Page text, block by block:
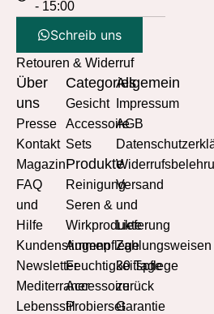
- 15:00
Schreib uns
Retouren & Widerruf
Über
uns
Presse
Kontakt
Magazin
FAQ
und
Hilfe
Kundenstimmen
Newsletter
Mediterraner
Lebensstil
Categories
Gesicht
Accessoire
Sets
Produkte
Reinigung
Seren &
Wirkprodukte
Augenpflege
Feuchtigkeitspflege
Accessoire
Probierset
Allgemein
Impressum
AGB
Versand
und
Lieferung
Zahlungsweisen
30 Tage
zurück
Garantie